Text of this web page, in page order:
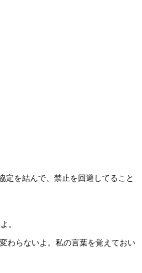
定を結んで、禁止を回避してること
。
わらないよ。私の言葉を覚えておい